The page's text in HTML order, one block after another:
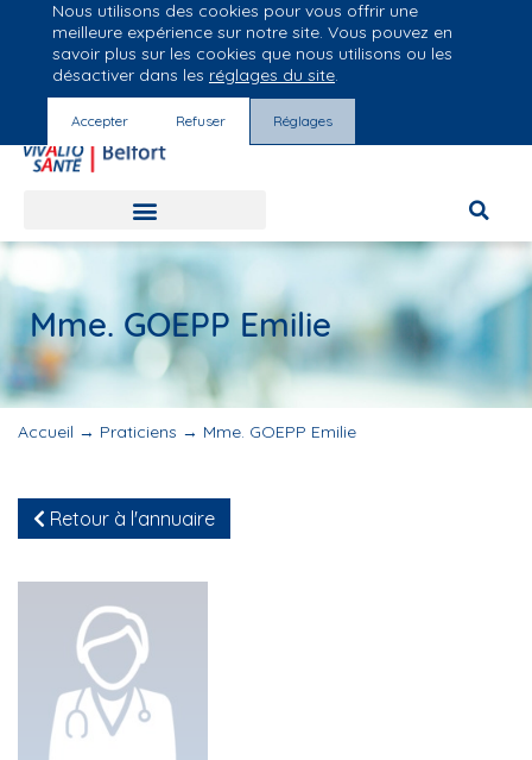
Groupe Vivalto Santé
Entre nous, la vie
Mme. GOEPP Emilie
Accueil → Praticiens → Mme. GOEPP Emilie
Retour à l'annuaire
Nous utilisons des cookies pour vous offrir une
meilleure expérience sur notre site. Vous pouvez en
savoir plus sur les cookies que nous utilisons ou les
désactiver dans les réglages du site.
Accepter Refuser Réglages